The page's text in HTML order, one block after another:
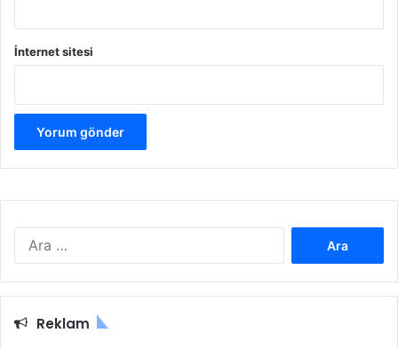
İnternet sitesi
m
Reklam